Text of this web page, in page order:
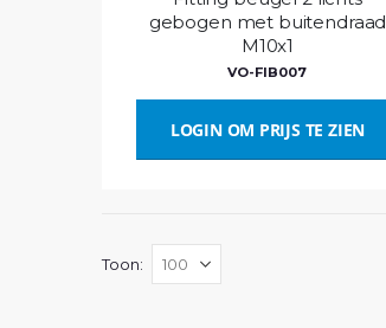
gebogen met buitendraad
M10x1
VO-FIB007
LOGIN OM PRIJS TE ZIEN
Toon